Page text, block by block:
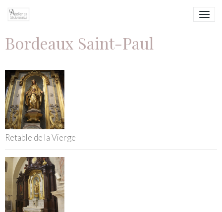
Bordeaux Saint-Paul
Retable de la Vierge